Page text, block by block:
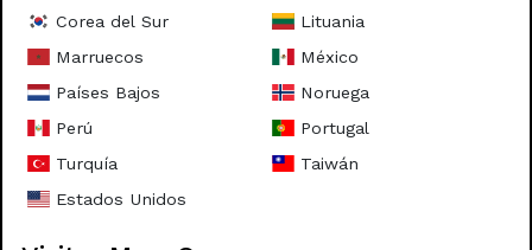
- Universidad del Valle de Guatemala
India
- Amity University
Italia
- Universitá Di Bologna
- Università degli Studi di Cagliari
Corea del Sur
Lituania
Marruecos
México
Países Bajos
Noruega
Perú
Portugal
Turquía
Taiwán
Estados Unidos